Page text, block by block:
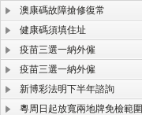
澳康碼故障搶修復常
健康碼須填住址
疫苗三選一納外僱
疫苗三選一納外僱
新博彩法明下半年諮詢
粵周日起放寬兩地牌免檢範圍